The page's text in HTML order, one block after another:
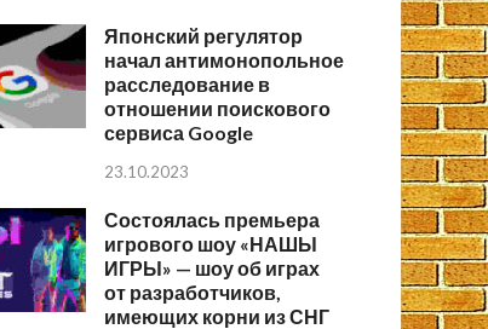
Японский регулятор
начал антимонопольное
расследование в
отношении поискового
сервиса Google
23.10.2023
Состоялась премьера
игрового шоу «НАШЫ
ИГРЫ» — шоу об играх
от разработчиков,
имеющих корни из СНГ